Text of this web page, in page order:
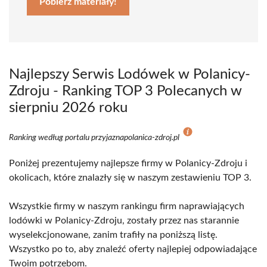
Najlepszy Serwis Lodówek w Polanicy-
Zdroju - Ranking TOP 3 Polecanych w
sierpniu 2026 roku
Ranking według portalu przyjaznapolanica-zdroj.pl
Poniżej prezentujemy najlepsze firmy w Polanicy-Zdroju i
okolicach, które znalazły się w naszym zestawieniu TOP 3.
Wszystkie firmy w naszym rankingu firm naprawiających
lodówki w Polanicy-Zdroju, zostały przez nas starannie
wyselekcjonowane, zanim trafiły na poniższą listę.
Wszystko po to, aby znaleźć oferty najlepiej odpowiadające
Twoim potrzebom.